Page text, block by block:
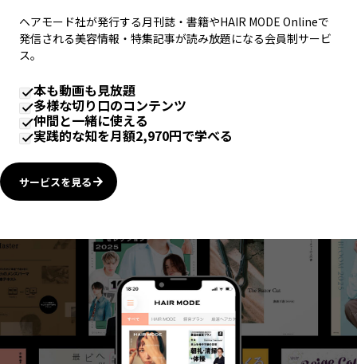
ヘアモード社が発行する月刊誌・書籍やHAIR MODE Onlineで
発信される美容情報・特集記事が読み放題になる会員制サービ
ス。
本も動画も見放題
多様な切り口のコンテンツ
仲間と一緒に使える
実践的な知を月額2,970円で学べる
サービスを見る